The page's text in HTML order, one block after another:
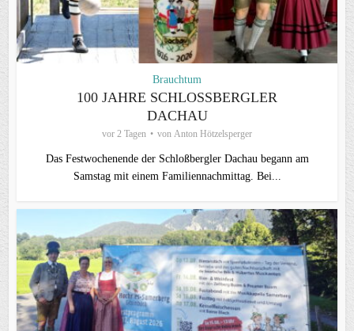
Brauchtum
100 JAHRE SCHLOSSBERGLER D
ACHAU
vor 2 Tagen von Anton Hötzelsperger
Das Festwochenende der Schloßbergler Dachau begann am
Samstag mit einem Familiennachmittag. Bei...